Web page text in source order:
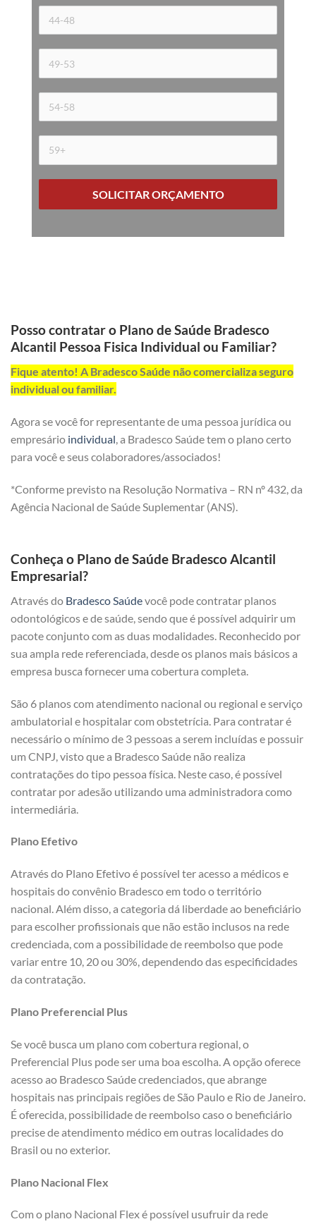
SOLICITAR ORÇAMENTO
Posso contratar o Plano de Saúde Bradesco
Alcantil Pessoa Fisica Individual ou Familiar?
Fique atento! A Bradesco Saúde não comercializa seguro
individual ou familiar.
Agora se você for representante de uma pessoa jurídica ou
empresário individual , a Bradesco Saúde tem o plano certo
para você e seus colaboradores/associados!
*Conforme previsto na Resolução Normativa – RN nº 432, da
Agência Nacional de Saúde Suplementar (ANS).
Conheça o Plano de Saúde Bradesco Alcantil
Empresarial?
Através do Bradesco Saúdevocê pode contratar planos
odontológicos e de saúde, sendo que é possível adquirir um
pacote conjunto com as duas modalidades. Reconhecido por
sua ampla rede referenciada, desde os planos mais básicos a
empresa busca fornecer uma cobertura completa.
São 6 planos com atendimento nacional ou regional e serviço
ambulatorial e hospitalar com obstetrícia. Para contratar é
necessário o mínimo de 3 pessoas a serem incluídas e possuir
um CNPJ, visto que a Bradesco Saúde não realiza
contratações do tipo pessoa física. Neste caso, é possível
contratar por adesão utilizando uma administradora como
intermediária.
Plano Efetivo
Através do Plano Efetivo é possível ter acesso a médicos e
hospitais do convênio Bradesco em todo o território
nacional. Além disso, a categoria dá liberdade ao beneficiário
para escolher profissionais que não estão inclusos na rede
credenciada, com a possibilidade de reembolso que pode
variar entre 10, 20 ou 30%, dependendo das especificidades
da contratação.
Plano Preferencial Plus
Se você busca um plano com cobertura regional, o
Preferencial Plus pode ser uma boa escolha. A opção oferece
acesso ao Bradesco Saúde credenciados, que abrange
hospitais nas principais regiões de São Paulo e Rio de Janeiro.
É oferecida, possibilidade de reembolso caso o beneficiário
precise de atendimento médico em outras localidades do
Brasil ou no exterior.
Plano Nacional Flex
Com o plano Nacional Flex é possível usufruir da rede